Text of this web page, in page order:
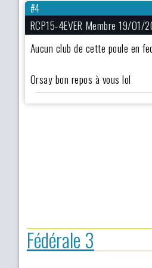
#4
RCP15-4EVER Membre 19/01/
Aucun club de cette poule en
Orsay bon repos à vous lol
Fédérale 3